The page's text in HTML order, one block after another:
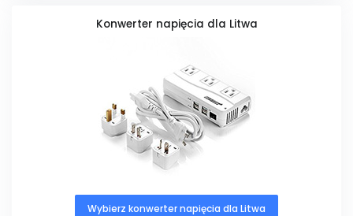
Konwerter napięcia dla Litwa
Wybierz konwerter napięcia dla Litwa